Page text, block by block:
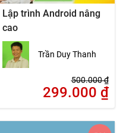
Lập trình Android nâng
cao
Trần Duy Thanh
500.000₫
299.000 ₫